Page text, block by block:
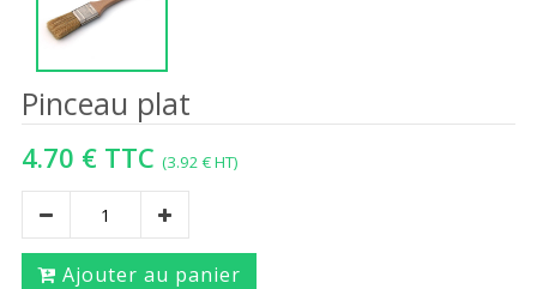
Pinceau plat
4.70 € TTC (3.92 € HT)
Ajouter au panier